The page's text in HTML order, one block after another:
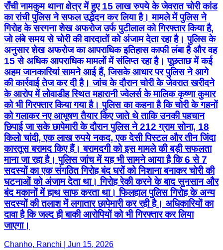
राँची नामकुम थाना क्षेत्र में हुए 15 लाख रुपये के जेवरात चोरी कांड
का रांची पुलिस ने सफल उद्भेदन कर लिया है। मामले में पुलिस ने
गिरोह के सरगना शेख अफरोज उर्फ पुटीलाल को गिरफ्तार किया है,
जो लंबे समय से चोरी की वारदातों को अंजाम देता रहा है। पुलिस के
अनुसार शेख अफरोज का आपराधिक इतिहास काफी लंबा है और वह
15 से अधिक आपराधिक मामलों में संलिप्त रहा है। पूछताछ में कई
अहम जानकारियां सामने आई हैं, जिसके आधार पर पुलिस ने आगे
की कार्रवाई तेज कर दी है। जांच के दौरान चोरी के जेवरात खरीदने
के आरोप में लोवाडीह स्थित महारानी ज्वेलर्स के मालिक कृष्णा कुमार
को भी गिरफ्तार किया गया है। पुलिस का कहना है कि चोरी के गहनों
को गलाकर नए आभूषण तैयार किए जाते थे ताकि उनकी पहचान
छिपाई जा सके छापेमारी के दौरान पुलिस ने 212 ग्राम सोना, 18
किलो चांदी, एक लाख रुपये नकद, एक देसी पिस्टल और तीन जिंदा
कारतूस बरामद किए हैं। बरामदगी को इस मामले की बड़ी सफलता
माना जा रहा है। पुलिस जांच में यह भी सामने आया है कि 6 से 7
सदस्यों का एक संगठित गिरोह बंद घरों को निशाना बनाकर चोरी की
घटनाओं को अंजाम देता था। गिरोह रेकी करने के बाद सुनसान और
बंद मकानों में हाथ साफ करता था। फिलहाल पुलिस गिरोह के अन्य
सदस्यों की तलाश में लगातार छापेमारी कर रही है। अधिकारियों का
दावा है कि जल्द ही बाकी आरोपियों को भी गिरफ्तार कर लिया
जाएगा।
Chanho, Ranchi | Jun 15, 2026